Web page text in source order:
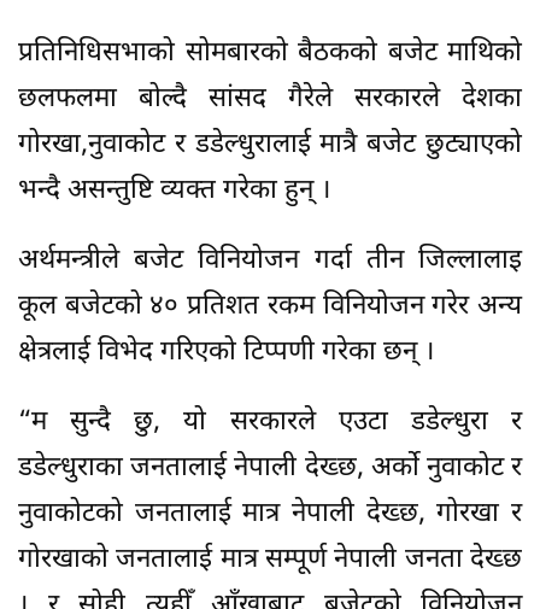
प्रतिनिधिसभाको सोमबारको बैठकको बजेट माथिको
छलफलमा बोल्दै सांसद गैरेले सरकारले देशका
गोरखा,नुवाकोट र डडेल्धुरालाई मात्रै बजेट छुट्याएको
भन्दै असन्तुष्टि व्यक्त गरेका हुन् ।
अर्थमन्त्रीले बजेट विनियोजन गर्दा तीन जिल्लालाइ
कूल बजेटको ४० प्रतिशत रकम विनियोजन गरेर अन्य
क्षेत्रलाई विभेद गरिएको टिप्पणी गरेका छन् ।
“म सुन्दै छु, यो सरकारले एउटा डडेल्धुरा र
डडेल्धुराका जनतालाई नेपाली देख्छ, अर्काे नुवाकोट र
नुवाकोटको जनतालाई मात्र नेपाली देख्छ, गोरखा र
गोरखाको जनतालाई मात्र सम्पूर्ण नेपाली जनता देख्छ